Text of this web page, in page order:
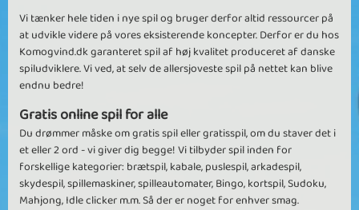
Vi tænker hele tiden i nye spil og bruger derfor altid ressourcer på
at udvikle videre på vores eksisterende koncepter. Derfor er du hos
Komogvind.dk garanteret spil af høj kvalitet produceret af danske
spiludviklere. Vi ved, at selv de allersjoveste spil på nettet kan blive
endnu bedre!
Gratis online spil for alle
Du drømmer måske om gratis spil eller gratisspil, om du staver det i
et eller 2 ord - vi giver dig begge! Vi tilbyder spil inden for
forskellige kategorier: brætspil, kabale, puslespil, arkadespil,
skydespil, spillemaskiner, spilleautomater, Bingo, kortspil, Sudoku,
Mahjong, Idle clicker m.m. Så der er noget for enhver smag.